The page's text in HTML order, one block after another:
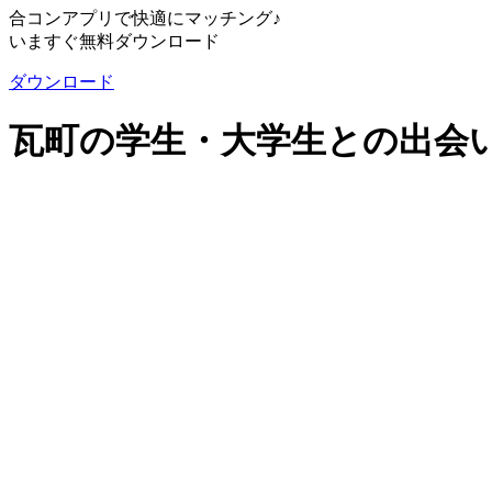
合コンアプリで快適にマッチング♪
いますぐ無料ダウンロード
ダウンロード
瓦町の学生・大学生との出会